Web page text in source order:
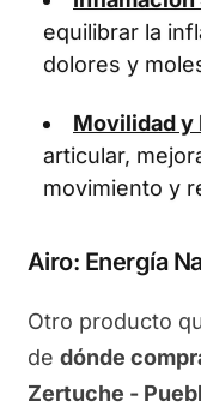
equilibrar la
dolores y
Movilidad y
articular,
movimiento y
Airo: Energía
Otro producto
de dónde
Zertuche -